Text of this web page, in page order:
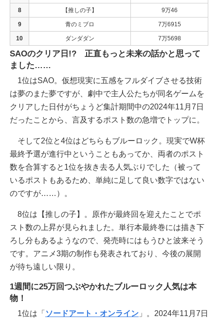
8 【推しの子】 9万46
9 青のミブロ 7万6915
10 ダンダダン 7万5698
SAOのクリア日!? 正直もっと未来の話かと思って
ました……
1位はSAO。仮想現実に五感をフルダイブさせる技術
は夢のまた夢ですが、劇中で主人公たちが同名ゲームを
クリアした日付がちょうど集計期間中の2024年11月7日
だったことから、言及するポスト数の急増でトップに。
そして2位と4位はどちらもブルーロック。現実でW杯
最終予選が進行中ということもあってか、両者のポスト
数を合算すると1位を抜き去る人気ぶりでした（被って
いるポストもあるため、単純に足して良い数字ではない
のですが……）。
8位は【推しの子】。原作が最終回を迎えたことでポ
スト数の上昇が見られました。単行本最終巻には描き下
ろし分もあるようなので、発売時にはもうひと波来そう
です。アニメ3期の制作も発表されており、今後の展開
が待ち遠しい限り。
1週間に25万回つぶやかれたブルーロック人気は本
物！
1位は「 ソードアート・オンライン 」。2024年11月7日